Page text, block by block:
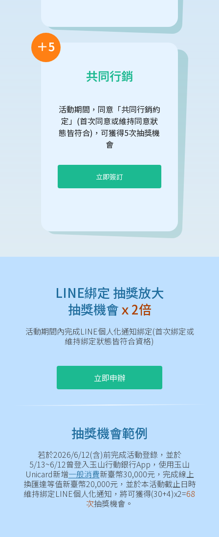
＋5
共同行銷
活動期間，同意「共同行銷約
定」(首次同意或維持同意狀
態皆符合)，可獲得5次抽獎機
會
立即簽訂
LINE綁定 抽獎放大
抽獎機會ｘ2倍
活動期間內完成LINE個人化通知綁定(首次綁定或
維持綁定狀態皆符合資格)
立即申辦
抽獎機會範例
若於2026/6/12(含)前完成活動登錄，並於
5/13~6/12曾登入玉山行動銀行App，使用玉山
Unicard新增一般消費新臺幣30,000元，完成線上
換匯達等值新臺幣20,000元，並於本活動截止日時
維持綁定LINE個人化通知，將可獲得(30+4)x2=68
次抽獎機會。